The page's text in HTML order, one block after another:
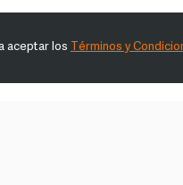
aceptar los Términos y